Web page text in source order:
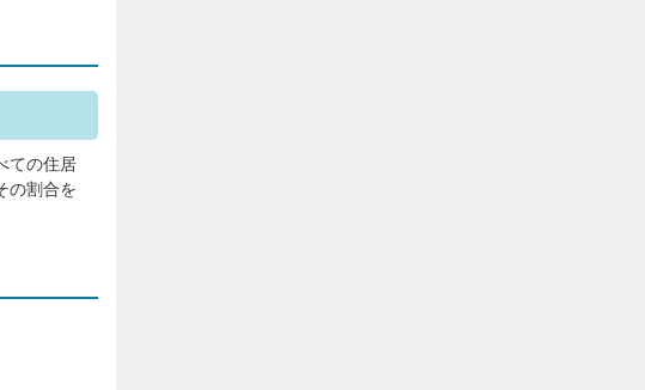
ての住居
の割合を